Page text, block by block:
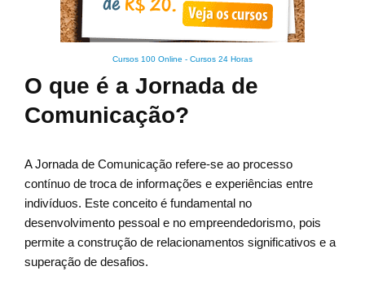
Cursos 100 Online - Cursos 24 Horas
O que é a Jornada de
Comunicação?
A Jornada de Comunicação refere-se ao processo
contínuo de troca de informações e experiências entre
indivíduos. Este conceito é fundamental no
desenvolvimento pessoal e no empreendedorismo, pois
permite a construção de relacionamentos significativos e a
superação de desafios.